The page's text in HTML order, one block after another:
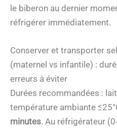
le biberon au dernier
réfrigérer immédiatement.
Conserver et transporter
(maternel vs infantile) :
erreurs à éviter
Durées recommandées :
température ambiante
minutes. Au réfrigérateur